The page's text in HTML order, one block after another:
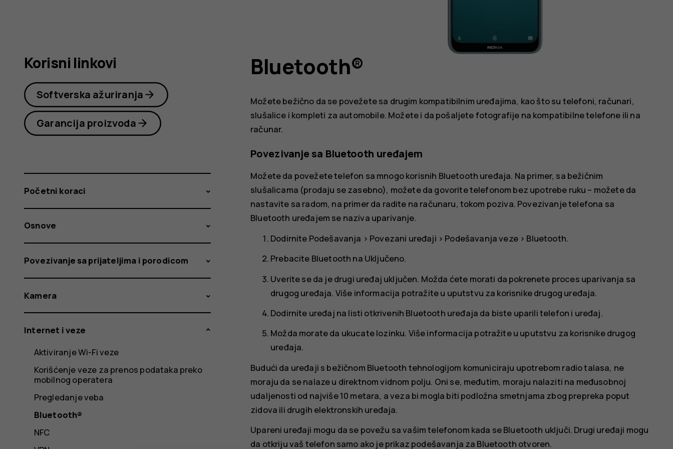
Bluetooth®
Možete bežično da se povežete sa drugim kompatibilnim uređajima, kao što su telefoni, računari,
slušalice i kompleti za automobile. Možete i da pošaljete fotografije na kompatibilne telefone ili na
računar.
Povezivanje sa Bluetooth uređajem
Možete da povežete telefon sa mnogo korisnih Bluetooth uređaja. Na primer, sa bežičnim
slušalicama (prodaju se zasebno), možete da govorite telefonom bez upotrebe ruku – možete da
nastavite sa radom, na primer da radite na računaru, tokom poziva. Povezivanje telefona sa
Bluetooth uređajem se naziva uparivanje.
Dodirnite Podešavanja > Povezani uređaji > Podešavanja veze> Bluetooth.
Prebacite Bluetooth na Uključeno.
Uverite se da je drugi uređaj uključen. Možda ćete morati da pokrenete proces uparivanja sa
drugog uređaja. Više informacija potražite u uputstvu za korisnike drugog uređaja.
Dodirnite uređaj na listi otkrivenih Bluetooth uređaja da biste uparili telefon i uređaj.
Možda morate da ukucate lozinku. Više informacija potražite u uputstvu za korisnike drugog
uređaja.
Budući da uređaji s bežičnom Bluetooth tehnologijom komuniciraju upotrebom radio talasa, ne
moraju da se nalaze u direktnom vidnom polju. Oni se, međutim, moraju nalaziti na međusobnoj
udaljenosti od najviše 10 metara, a veza bi mogla biti podložna smetnjama zbog prepreka poput
zidova ili drugih elektronskih uređaja.
Upareni uređaji mogu da se povežu sa vašim telefonom kada se Bluetooth uključi. Drugi uređaji mogu
da otkriju vaš telefon samo ako je prikaz podešavanja za Bluetooth otvoren.
Korisni linkovi
Softverska ažuriranja
Garancija proizvoda
Početni koraci
Osnove
Povezivanje sa prijateljima i porodicom
Kamera
Internet i veze
Aktiviranje Wi-Fi veze
Korišćenje veze za prenos podataka preko
mobilnog operatera
Pregledanje veba
Bluetooth®
NFC